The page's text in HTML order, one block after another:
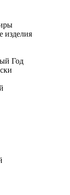
изделия
Год